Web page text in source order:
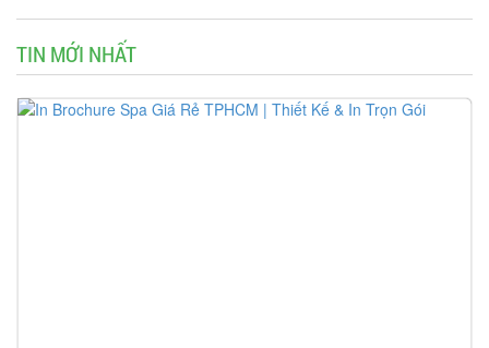
TIN MỚI NHẤT